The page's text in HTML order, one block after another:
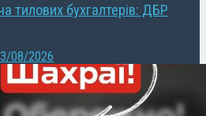
тилових бухгалтерів: ДБР
08/2026